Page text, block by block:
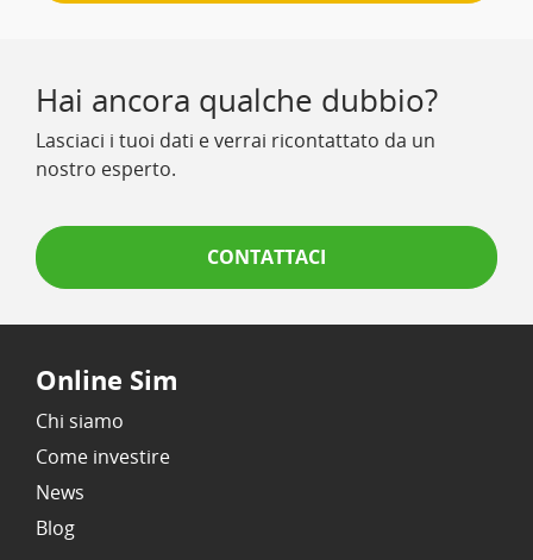
Hai ancora qualche dubbio?
Lasciaci i tuoi dati e verrai ricontattato da un
nostro esperto.
CONTATTACI
Online Sim
Chi siamo
Come investire
News
Blog